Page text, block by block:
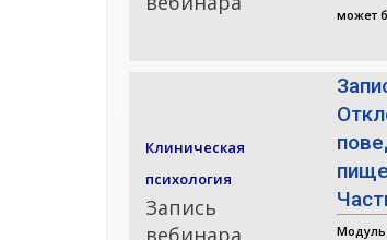
может
Клиническая
психология
Запись
вебинара
Модуль